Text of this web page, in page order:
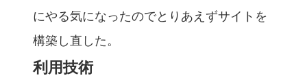
にやる気になったのでとりあえずサイトを
構築し直した。
利用技術